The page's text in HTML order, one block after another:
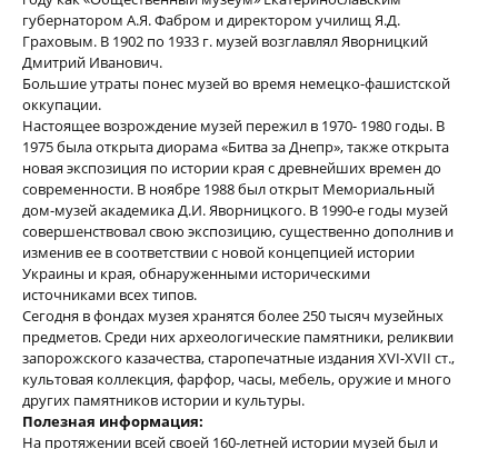
губернатором А.Я. Фабром и директором училищ Я.Д.
Граховым. В 1902 по 1933 г. музей возглавлял Яворницкий
Дмитрий Иванович.
Большие утраты понес музей во время немецко-фашистской
оккупации.
Настоящее возрождение музей пережил в 1970- 1980 годы. В
1975 была открыта диорама «Битва за Днепр», также открыта
новая экспозиция по истории края с древнейших времен до
современности. В ноябре 1988 был открыт Мемориальный
дом-музей академика Д.И. Яворницкого. В 1990-е годы музей
совершенствовал свою экспозицию, существенно дополнив и
изменив ее в соответствии с новой концепцией истории
Украины и края, обнаруженными историческими
источниками всех типов.
Сегодня в фондах музея хранятся более 250 тысяч музейных
предметов. Среди них археологические памятники, реликвии
запорожского казачества, старопечатные издания ХVI-ХVII ст.,
культовая коллекция, фарфор, часы, мебель, оружие и много
других памятников истории и культуры.
Полезная информация:
На протяжении всей своей 160-летней истории музей был и